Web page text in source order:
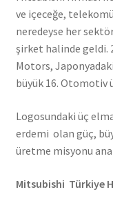
ve içeceğe,
neredeyse her
şirket halinde geldi.
Motors,
büyük 16. Otomotiv
Logosundaki üç
erdemi olan güç,
üretme misyonu
Mitsubishi Türkiye